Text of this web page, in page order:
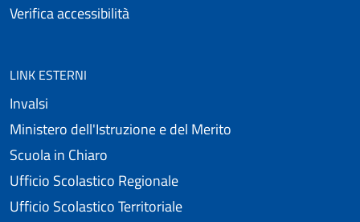
Verifica accessibilità
LINK ESTERNI
Invalsi
Ministero dell'Istruzione e del Merito
Scuola in Chiaro
Ufficio Scolastico Regionale
Ufficio Scolastico Territoriale